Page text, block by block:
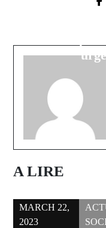
«
A LIRE
MARCH 22,
2023